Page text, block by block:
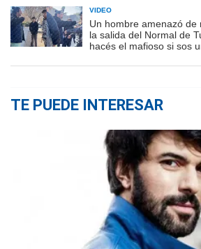
VIDEO
Un hombre amenazó de
la salida del Normal de
hacés el mafioso si sos
TE PUEDE INTERESAR